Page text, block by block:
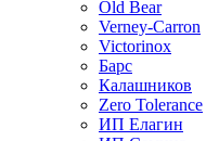
Old Bear
Verney-Carron
Victorinox
Барс
Калашников
Zero Tolerance
ИП Елагин